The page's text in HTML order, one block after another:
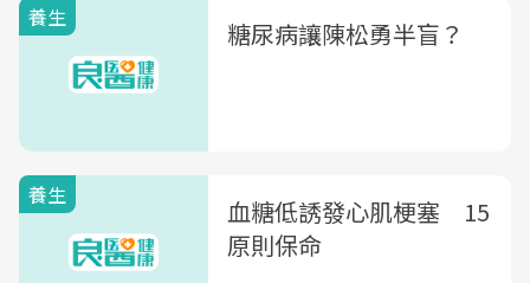
養生 糖尿病讓陳松勇半盲？
養生
血糖低誘發心肌梗塞 15
原則保命